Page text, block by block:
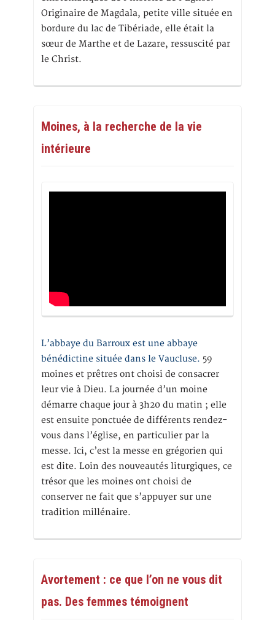
Originaire de Magdala, petite ville située en
bordure du lac de Tibériade, elle était la
sœur de Marthe et de Lazare, ressuscité par
le Christ.
Moines, à la recherche de la vie
intérieure
L’abbaye du Barroux est une abbaye
bénédictine située dans le Vaucluse. 59
moines et prêtres ont choisi de consacrer
leur vie à Dieu. La journée d’un moine
démarre chaque jour à 3h20 du matin ; elle
est ensuite ponctuée de différents rendez-
vous dans l’église, en particulier par la
messe. Ici, c’est la messe en grégorien qui
est dite. Loin des nouveautés liturgiques, ce
trésor que les moines ont choisi de
conserver ne fait que s’appuyer sur une
tradition millénaire.
Avortement : ce que l’on ne vous dit
pas. Des femmes témoignent